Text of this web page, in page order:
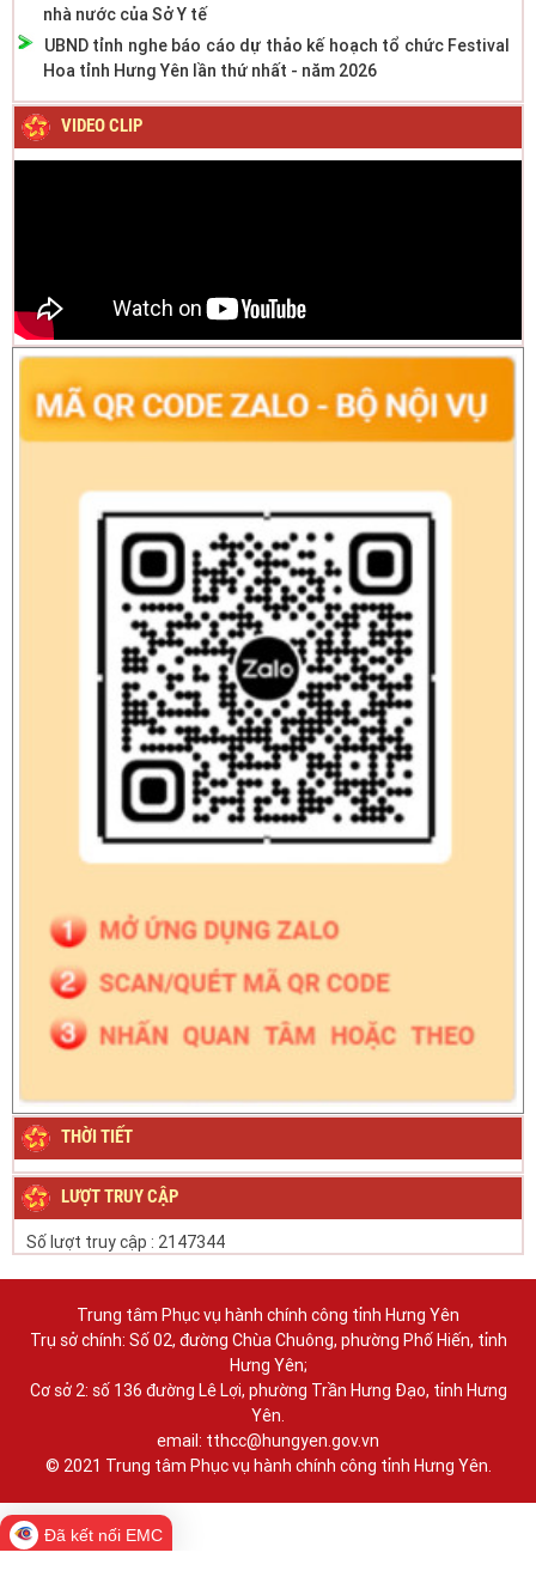
nhà nước của Sở Y tế
UBND tỉnh nghe báo cáo dự thảo kế hoạch tổ chức Festival
Hoa tỉnh Hưng Yên lần thứ nhất - năm 2026
VIDEO CLIP
THỜI TIẾT
LƯỢT TRUY CẬP
Số lượt truy cập : 2147344
Trung tâm Phục vụ hành chính công tỉnh Hưng Yên
Trụ sở chính: Số 02, đường Chùa Chuông, phường Phố Hiến, tỉnh
Hưng Yên;
Cơ sở 2: số 136 đường Lê Lợi, phường Trần Hưng Đạo, tỉnh Hưng
Yên.
email: tthcc@hungyen.gov.vn
© 2021 Trung tâm Phục vụ hành chính công tỉnh Hưng Yên.
Đã kết nối EMC